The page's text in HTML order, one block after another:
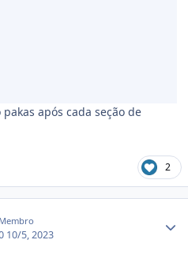
após cada seção de
2
Membro
10/5, 2023